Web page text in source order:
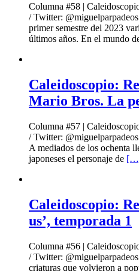
Columna #58 |
/ Twitter:
primer semestre del 2023
últimos años. En el mundo
Caleidoscopio:
Mario Bros. La
Columna #57 |
/ Twitter:
A mediados de los ochenta
japoneses el personaje de
Caleidoscopio:
us’, temporada 1
Columna #56 |
/ Twitter:
criaturas que volvieron a